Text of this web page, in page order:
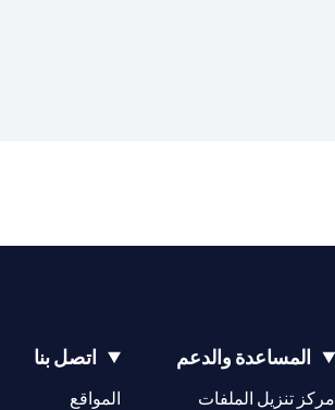
المساعدة والدعم
مركز تنزيل الملفات
اتصل بنا
المواقع
(opens in a new tab)